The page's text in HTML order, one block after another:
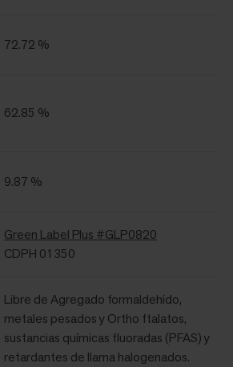
72.72 %
62.85 %
9.87 %
Green Label Plus #GLP0820
CDPH 01350
Libre de Agregado formaldehído,
metales pesados ​​y Ortho ftalatos,
sustancias químicas fluoradas (PFAS) y
retardantes de llama halogenados.